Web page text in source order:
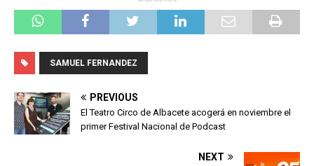
SAMUEL FERNANDEZ
PREVIOUS
El Teatro Circo de Albacete acogerá en noviembre el
primer Festival Nacional de Podcast
NEXT